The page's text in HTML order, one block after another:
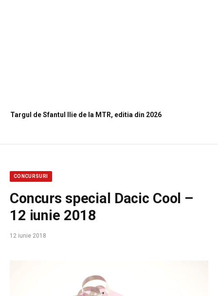
Targul de Sfantul Ilie de la MTR, editia din 2026
CONCURSURI
Concurs special Dacic Cool –
12 iunie 2018
12 iunie 2018